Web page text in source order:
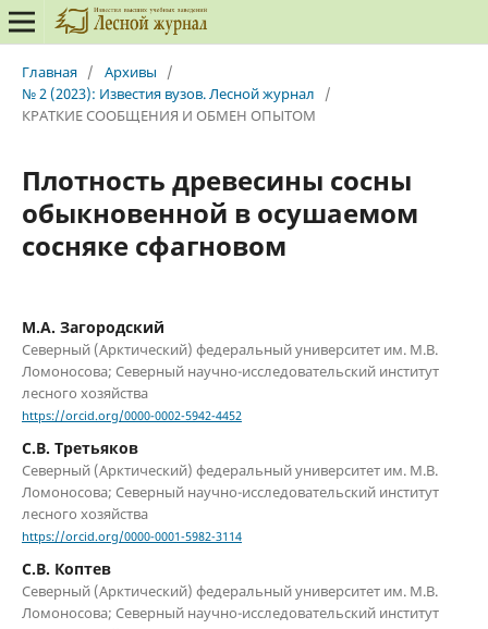
Главная / Архивы
/
№ 2 (2023): Известия вузов. Лесной журнал
/
КРАТКИЕ СООБЩЕНИЯ И ОБМЕН ОПЫТОМ
Плотность древесины сосны
обыкновенной в осушаемом
сосняке сфагновом
М.А. Загородский
Северный (Арктический) федеральный университет им. М.В.
Ломоносова; Северный научно-исследовательский институт
лесного хозяйства
https://orcid.org/0000-0002-5942-4452
С.В. Третьяков
Северный (Арктический) федеральный университет им. М.В.
Ломоносова; Северный научно-исследовательский институт
лесного хозяйства
https://orcid.org/0000-0001-5982-3114
С.В. Коптев
Северный (Арктический) федеральный университет им. М.В.
Ломоносова; Северный научно-исследовательский институт